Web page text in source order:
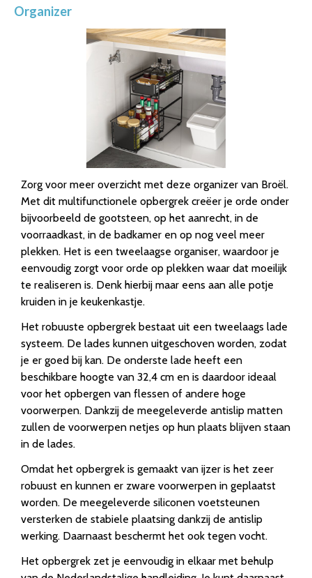
Organizer
Zorg voor meer overzicht met deze organizer van Broël.
Met dit multifunctionele opbergrek creëer je orde onder
bijvoorbeeld de gootsteen, op het aanrecht, in de
voorraadkast, in de badkamer en op nog veel meer
plekken. Het is een tweelaagse organiser, waardoor je
eenvoudig zorgt voor orde op plekken waar dat moeilijk
te realiseren is. Denk hierbij maar eens aan alle potje
kruiden in je keukenkastje.
Het robuuste opbergrek bestaat uit een tweelaags lade
systeem. De lades kunnen uitgeschoven worden, zodat
je er goed bij kan. De onderste lade heeft een
beschikbare hoogte van 32,4 cm en is daardoor ideaal
voor het opbergen van flessen of andere hoge
voorwerpen. Dankzij de meegeleverde antislip matten
zullen de voorwerpen netjes op hun plaats blijven staan
in de lades.
Omdat het opbergrek is gemaakt van ijzer is het zeer
robuust en kunnen er zware voorwerpen in geplaatst
worden. De meegeleverde siliconen voetsteunen
versterken de stabiele plaatsing dankzij de antislip
werking. Daarnaast beschermt het ook tegen vocht.
Het opbergrek zet je eenvoudig in elkaar met behulp